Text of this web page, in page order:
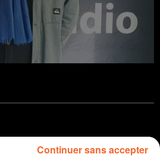
Continuer sans accepter